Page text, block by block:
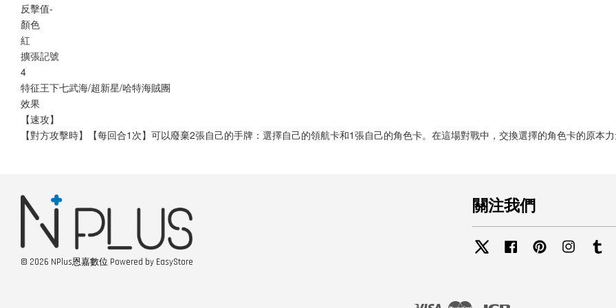
反擊值-
顏色
紅
擴張記號
4
特征王下七武海/超新星/哈特海賊團
效果
【速攻】
【對方攻擊時】【每回合1次】可以廢棄2張自己的手牌：選擇自己的領航卡和1張自己的角色卡。在這場對戰中，交換選擇的角色卡的原本力
© 2026 NPlus恩嘉數位 Powered by EasyStore
關注我們
Twitter Facebook Pinterest Instagram
Visa Master